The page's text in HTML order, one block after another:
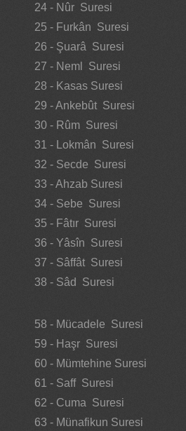
24 - Nûr Suresi
25 - Furkân Suresi
26 - Şuarâ Suresi
27 - Neml Suresi
28 - Kasas Suresi
29 - Ankebût Suresi
30 - Rûm Suresi
31 - Lokmân Suresi
32 - Secde Suresi
33 - Ahzab Suresi
34 - Sebe Suresi
35 - Fâtır Suresi
36 - Yâsîn Suresi
37 - Sâffât Suresi
38 - Sâd Suresi
58 - Mücadele Suresi
59 - Haşr Suresi
60 - Mümtehine Suresi
61 - Saff Suresi
62 - Cuma Suresi
63 - Münafikun Suresi